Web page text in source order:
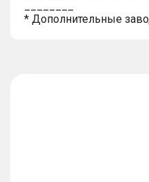
* Дополнительные